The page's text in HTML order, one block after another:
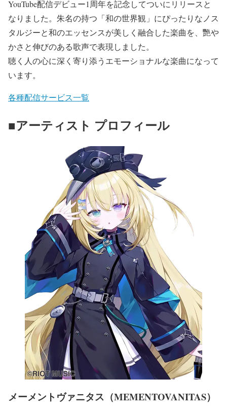
YouTube配信デビュー1周年を記念してついにリリースと
なりました。朱名の持つ「和の世界観」にぴったりなノス
タルジーと和のエッセンスが美しく融合した楽曲を、艷や
かさと伸びのある歌声で表現しました。
聴く人の心に深く寄り添うエモーショナルな楽曲になって
います。
各種配信サービス一覧
■アーティスト プロフィール
メーメントヴァニタス（MEMENTOVANITAS）